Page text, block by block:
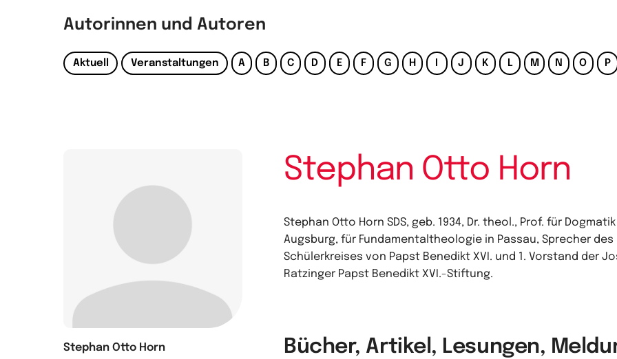
Autorinnen und Autoren
Aktuell Veranstaltungen A B C D E F G H J K L M N O P
Stephan Otto Horn
Stephan Otto Horn
Stephan Otto Horn SDS, geb. 1934, Dr. theol., Prof. für
Augsburg, für Fundamentaltheologie in Passau, Sprecher des
Schülerkreises von Papst Benedikt XVI. und 1. Vorstand der
Ratzinger Papst Benedikt XVI.-Stiftung.
Bücher, Artikel, Lesungen,